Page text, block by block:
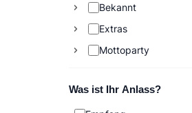
Bekannt
Extras
Mottoparty
Was ist Ihr Anlass?